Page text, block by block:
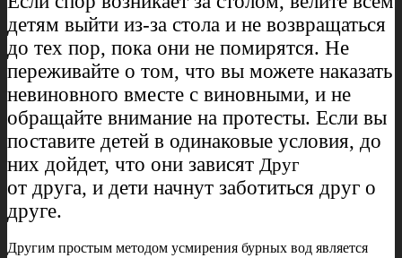
детям выйти из-за стола и не возвращаться
до тех пор, пока они не помирятся. Не
переживайте о том, что вы можете наказать
невиновного вместе с виновными, и не
обращайте внимание на протесты. Если вы
поставите детей в одинаковые условия, до
них дойдет, что они зависят Друг
от друга, и дети начнут заботиться друг о
друге.
Другим простым методом усмирения бурных вод является